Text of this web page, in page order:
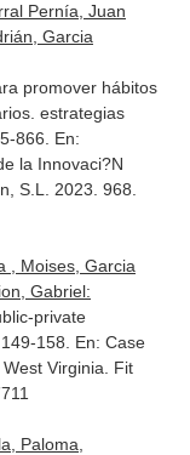
Pernía, Juan
Garcia
promover hábitos
estrategias
866. En:
la Innovaci?N
S.L. 2023. 968.
, Moises, Garcia
Gabriel:
private
158. En: Case
. West Virginia. Fit
Paloma,